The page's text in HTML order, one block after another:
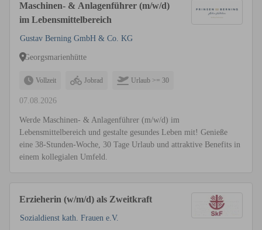
Maschinen- & Anlagenführer (m/w/d)
im Lebensmittelbereich
Gustav Berning GmbH & Co. KG
Georgsmarienhütte
Vollzeit Jobrad Urlaub >= 30
07.08.2026
Werde Maschinen- & Anlagenführer (m/w/d) im
Lebensmittelbereich und gestalte gesundes Leben mit! Genieße
eine 38-Stunden-Woche, 30 Tage Urlaub und attraktive Benefits in
einem kollegialen Umfeld.
Erzieherin (w/m/d) als Zweitkraft
Sozialdienst kath. Frauen e.V.